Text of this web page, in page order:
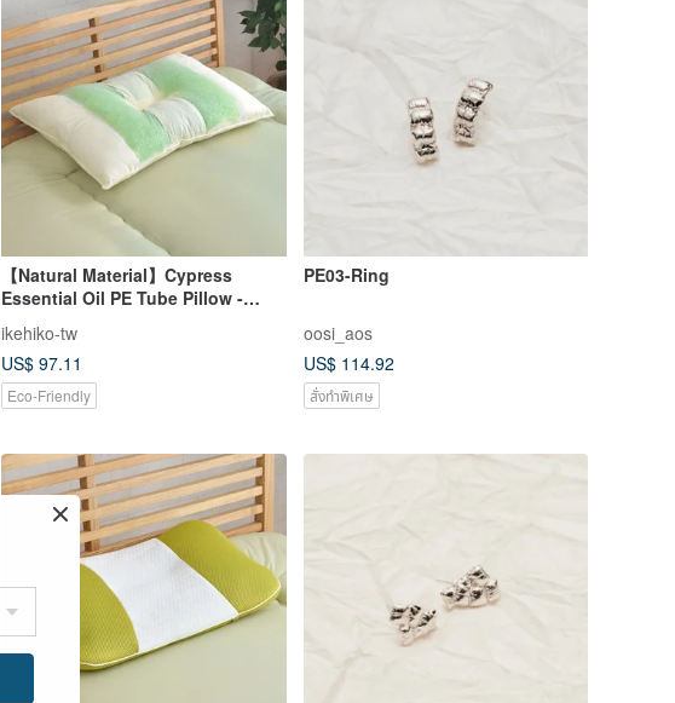
【Natural Material】Cypress
Essential Oil PE Tube Pillow -
Forest Slumber for a Comfortable
Sleep Environment with Cypress
Essence
ikehiko-tw
US$ 97.11
Eco-Friendly
PE03-Ring
oosi_aos
US$ 114.92
สั่งทำพิเศษ